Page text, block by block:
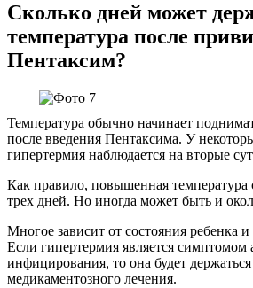
Сколько дней может
температура после
Пентаксим?
Температура обычно начинает
после введения Пентаксима. У
гипертермия наблюдается на вторые
Как правило, повышенная температура
трех дней. Но иногда может быть и
Многое зависит от состояния ребенка
Если гипертермия является симптомом
инфицирования, то она будет
медикаментозного лечения.